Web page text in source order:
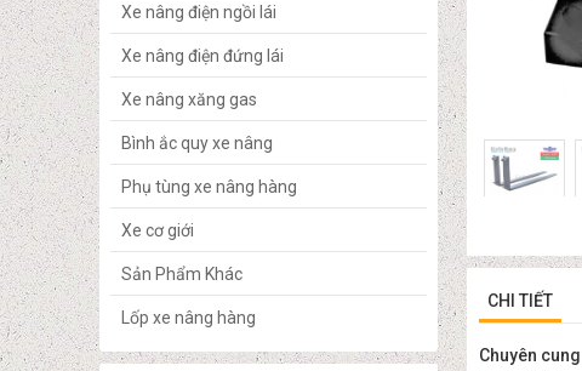
Xe nâng điện ngồi lái
Xe nâng điện đứng lái
Xe nâng xăng gas
Bình ắc quy xe nâng
Phụ tùng xe nâng hàng
Xe cơ giới
Sản Phẩm Khác
Lốp xe nâng hàng
CHI TIẾT
Chuyên